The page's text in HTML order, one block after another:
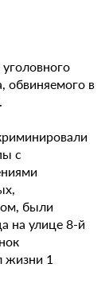
обвиняемого в
с
были
на улице 8-й
жизни 1